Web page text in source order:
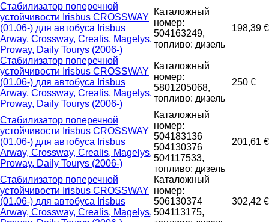
Стабилизатор поперечной
устойчивости Irisbus CROSSWAY
(01.06-) для автобуса Irisbus
Arway, Crossway, Crealis, Magelys,
Proway, Daily Tourys (2006-)
Каталожный
номер:
504163249,
топливо: дизель
198,39 €
Стабилизатор поперечной
устойчивости Irisbus CROSSWAY
(01.06-) для автобуса Irisbus
Arway, Crossway, Crealis, Magelys,
Proway, Daily Tourys (2006-)
Каталожный
номер:
5801205068,
топливо: дизель
250 €
Стабилизатор поперечной
устойчивости Irisbus CROSSWAY
(01.06-) для автобуса Irisbus
Arway, Crossway, Crealis, Magelys,
Proway, Daily Tourys (2006-)
Каталожный
номер:
504183136
504130376
504117533,
топливо: дизель
201,61 €
Стабилизатор поперечной
устойчивости Irisbus CROSSWAY
(01.06-) для автобуса Irisbus
Arway, Crossway, Crealis, Magelys,
Каталожный
номер:
506130374
504113175,
302,42 €